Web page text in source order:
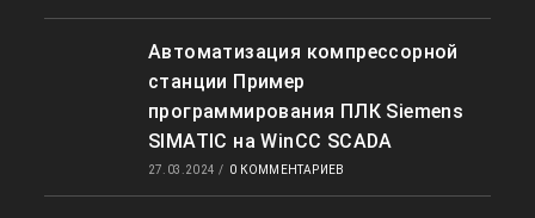
Автоматизация компрессорной
станции Пример
программирования ПЛК Siemens
SIMATIC на WinCC SCADA
27.03.2024 / 0 КОММЕНТАРИЕВ